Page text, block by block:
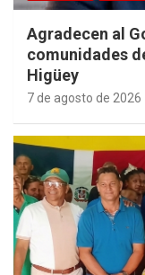
Agradecen al
comunidades
Higüey
7 de agosto de 2026